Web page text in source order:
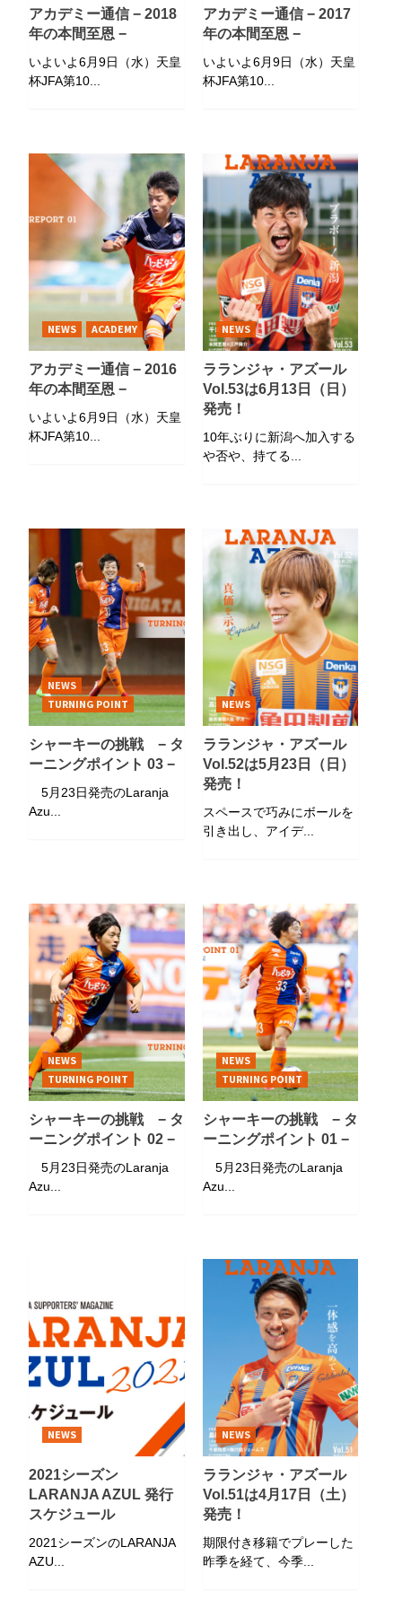
アカデミー通信 − 2018
年の本間至恩 −
いよいよ6月9日（水）天皇
杯JFA第10...
アカデミー通信 − 2017
年の本間至恩 −
いよいよ6月9日（水）天皇
杯JFA第10...
NEWS ACADEMY
アカデミー通信 − 2016
年の本間至恩 −
いよいよ6月9日（水）天皇
杯JFA第10...
NEWS
ラランジャ・アズール
Vol.53は6月13日（日）
発売！
10年ぶりに新潟へ加入する
や否や、持てる...
NEWS
TURNING POINT
シャーキーの挑戦 − タ
ーニングポイント 03 −
5月23日発売のLaranja
Azu...
NEWS
ラランジャ・アズール
Vol.52は5月23日（日）
発売！
スペースで巧みにボールを
引き出し、アイデ...
NEWS
TURNING POINT
シャーキーの挑戦 − タ
ーニングポイント 02 −
5月23日発売のLaranja
Azu...
NEWS
TURNING POINT
シャーキーの挑戦 − タ
ーニングポイント 01 −
5月23日発売のLaranja
Azu...
NEWS
2021シーズン
LARANJA AZUL 発行
スケジュール
2021シーズンのLARANJA
AZU...
NEWS
ラランジャ・アズール
Vol.51は4月17日（土）
発売！
期限付き移籍でプレーした
昨季を経て、今季...